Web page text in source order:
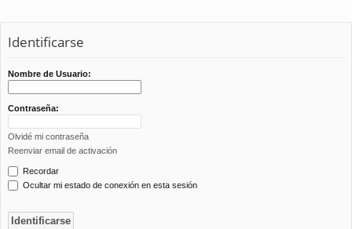
Identificarse
Nombre de Usuario:
Contraseña:
Olvidé mi contraseña
Reenviar email de activación
Recordar
Ocultar mi estado de conexión en esta sesión